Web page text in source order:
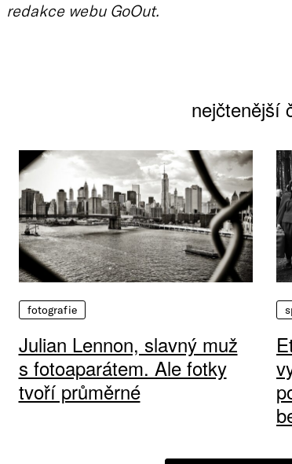
redakce webu GoOut.
nejčtenější
fotografie
Julian Lennon, slavný muž
s fotoaparátem. Ale fotky
tvoří průměrné